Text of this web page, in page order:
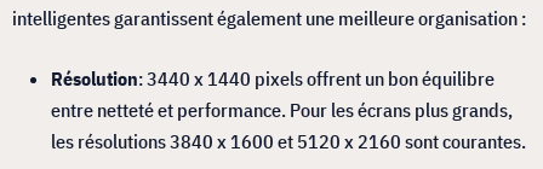
intelligentes garantissent également une meilleure organisation :
Résolution: 3440 x 1440 pixels offrent un bon équilibre
entre netteté et performance. Pour les écrans plus grands,
les résolutions 3840 x 1600 et 5120 x 2160 sont courantes.